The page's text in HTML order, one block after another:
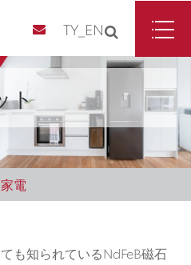
TY_EN
ト
家電
も知られているNdFeB磁石